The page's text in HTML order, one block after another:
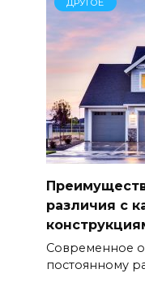
ДРУГОЕ
различия с
Современное
постоянному